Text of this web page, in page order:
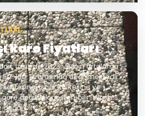
karo Fiyatları
İzmir'de 2023 yılı için ortalama
50-100 TL arasında değişmektedir.
işçilik kalitesine ve
değişiklik gösterebilir. Wash
bir...